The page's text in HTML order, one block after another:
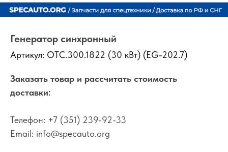
Генератор синхронный
Артикул: OTC.300.1822 (30 кВт) (EG-202.7)
Заказать товар и рассчитать стоимость
доставки:
Телефон: +7 (351) 239-92-33
Email: info@specauto.org